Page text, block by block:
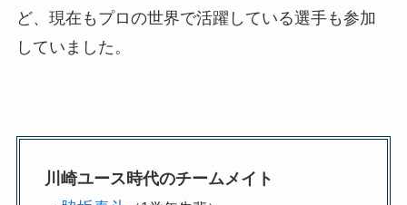
ど、現在もプロの世界で活躍している選手も参加
していました。
川崎ユース時代のチームメイト